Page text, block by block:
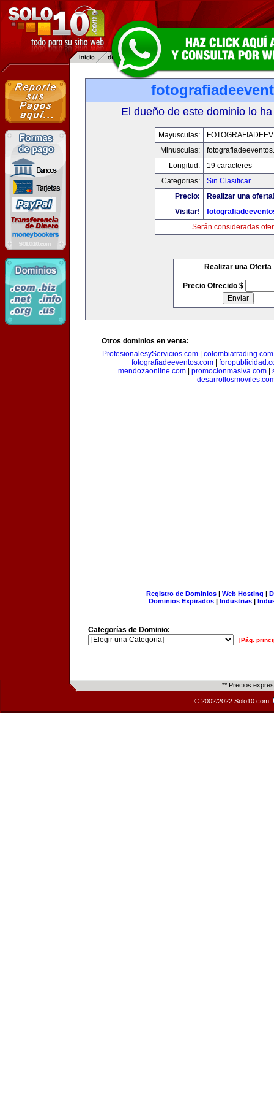
El dueño de este dominio lo
Mayusculas:
Minusculas:
Longitud:
19 caracteres
Categorias:
Sin Clasificar
Precio:
Realizar una
Visitar!
Serán consideradas
Realizar una Oferta
Precio Ofrecido $
Otros dominios en venta:
ProfesionalesyServicios.com| colombiatrading.com
fotografiadeeventos.com|
mendozaonline.com| promocionmasiva.com|
Registro de Dominios| Web Hosting |
Dominios Expirados | Industrias |
Categorías de Dominio:
[Pág.
** Precios
© 2002/2022 Solo10.com